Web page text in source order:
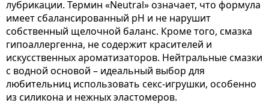
лубрикации. Термин «Neutral» означает, что формула
имеет сбалансированный pH и не нарушит
собственный щелочной баланс. Кроме того, смазка
гипоаллергенна, не содержит красителей и
искусственных ароматизаторов. Нейтральные смазки
с водной основой – идеальный выбор для
любительниц использовать секс-игрушки, особенно
из силикона и нежных эластомеров.